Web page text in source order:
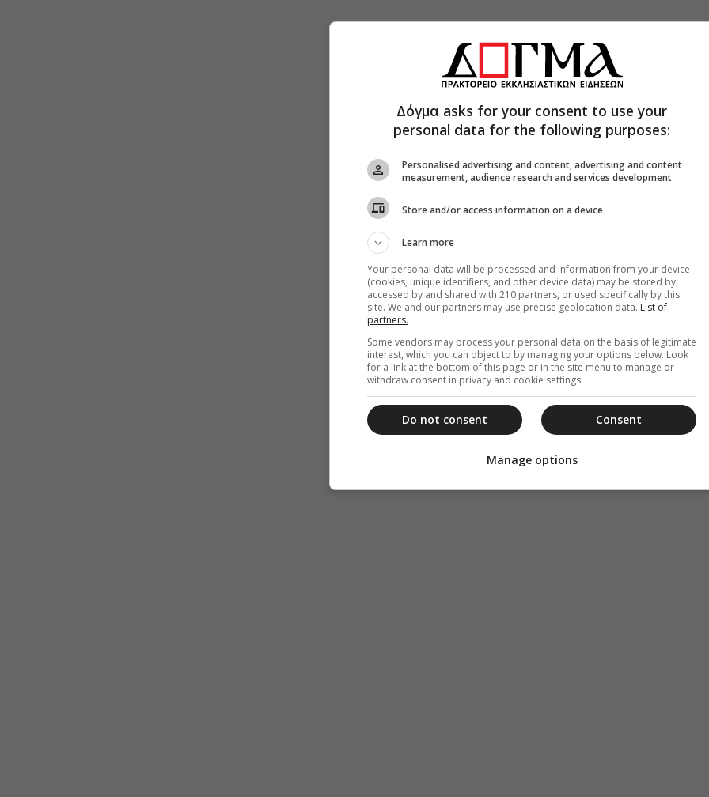
Δόγμα asks for your consent to use your
personal data for the following purposes:
Personalised advertising and content, advertising and content
measurement, audience research and services development
Store and/or access information on a device
Learn more
Your personal data will be processed and information from your device
(cookies, unique identifiers, and other device data) may be stored by,
accessed by and shared with 210 partners, or used specifically by this
site. We and our partners may use precise geolocation data. List of
partners.
Some vendors may process your personal data on the basis of legitimate
interest, which you can object to by managing your options below. Look
for a link at the bottom of this page or in the site menu to manage or
withdraw consent in privacy and cookie settings.
Consent
Do not consent
Manage options